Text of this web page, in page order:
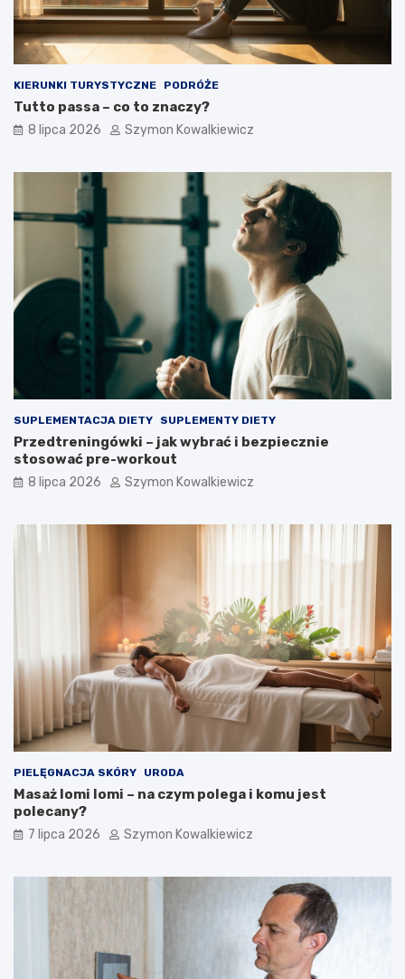
KIERUNKI TURYSTYCZNE PODRÓŻE
Tutto passa – co to znaczy?
8 lipca 2026 Szymon Kowalkiewicz
SUPLEMENTACJA DIETY SUPLEMENTY DIETY
Przedtreningówki – jak wybrać i bezpiecznie
stosować pre-workout
8 lipca 2026 Szymon Kowalkiewicz
PIELĘGNACJA SKÓRY URODA
Masaż lomi lomi – na czym polega i komu jest
polecany?
7 lipca 2026 Szymon Kowalkiewicz